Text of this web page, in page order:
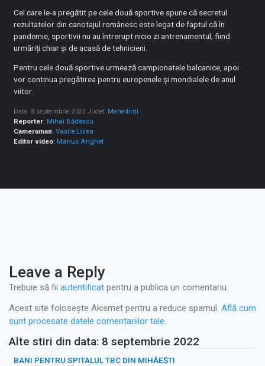
Cel care le-a pregătit pe cele două sportive spune că secretul
rezultatelor din canotajul românesc este legat de faptul că în
pandemie, sportivii nu au întrerupt nicio zi antrenamentul, fiind
urmăriți chiar și de acasă de tehnicieni.
Pentru cele două sportive urmează campionatele balcanice, apoi
vor continua pregătirea pentru europenele și mondialele de anul
viitor.
Data: 8 septembrie 2022 Judet: Mehedinți
Reporter: Mihai Bădescu
Cameraman:Vasile Lolea
Editor video: Marius Anghel
Leave a Reply
Trebuie să fii autentificat pentru a publica un comentariu.
Acest site folosește Akismet pentru a reduce spamul. Află cum
sunt procesate datele comentariilor tale.
Alte stiri din data: 8 septembrie 2022
BANI PENTRU SPITALUL TBC DIN MIHĂEȘTI